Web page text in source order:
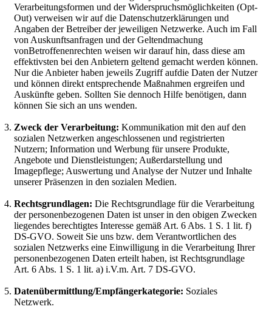
Verarbeitungsformen und der Widerspruchsmöglichkeiten (Opt-
Out) verweisen wir auf die Datenschutzerklärungen und
Angaben der Betreiber der jeweiligen Netzwerke. Auch im Fall
von Auskunftsanfragen und der Geltendmachung
vonBetroffenenrechten weisen wir darauf hin, dass diese am
effektivsten bei den Anbietern geltend gemacht werden können.
Nur die Anbieter haben jeweils Zugriff aufdie Daten der Nutzer
und können direkt entsprechende Maßnahmen ergreifen und
Auskünfte geben. Sollten Sie dennoch Hilfe benötigen, dann
können Sie sich an uns wenden.
Zweck der Verarbeitung: Kommunikation mit den auf den
sozialen Netzwerken angeschlossenen und registrierten
Nutzern; Information und Werbung für unsere Produkte,
Angebote und Dienstleistungen; Außerdarstellung und
Imagepflege; Auswertung und Analyse der Nutzer und Inhalte
unserer Präsenzen in den sozialen Medien.
Rechtsgrundlagen: Die Rechtsgrundlage für die Verarbeitung
der personenbezogenen Daten ist unser in den obigen Zwecken
liegendes berechtigtes Interesse gemäß Art. 6 Abs. 1 S. 1 lit. f)
DS-GVO. Soweit Sie uns bzw. dem Verantwortlichen des
sozialen Netzwerks eine Einwilligung in die Verarbeitung Ihrer
personenbezogenen Daten erteilt haben, ist Rechtsgrundlage
Art. 6 Abs. 1 S. 1 lit. a) i.V.m. Art. 7 DS-GVO.
Datenübermittlung/Empfängerkategorie: Soziales
Netzwerk.